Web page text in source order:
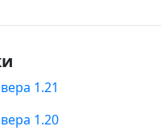
1.21
1.20